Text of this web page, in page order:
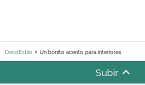
DecoEstilo Un bonito acento para interiores
Subir